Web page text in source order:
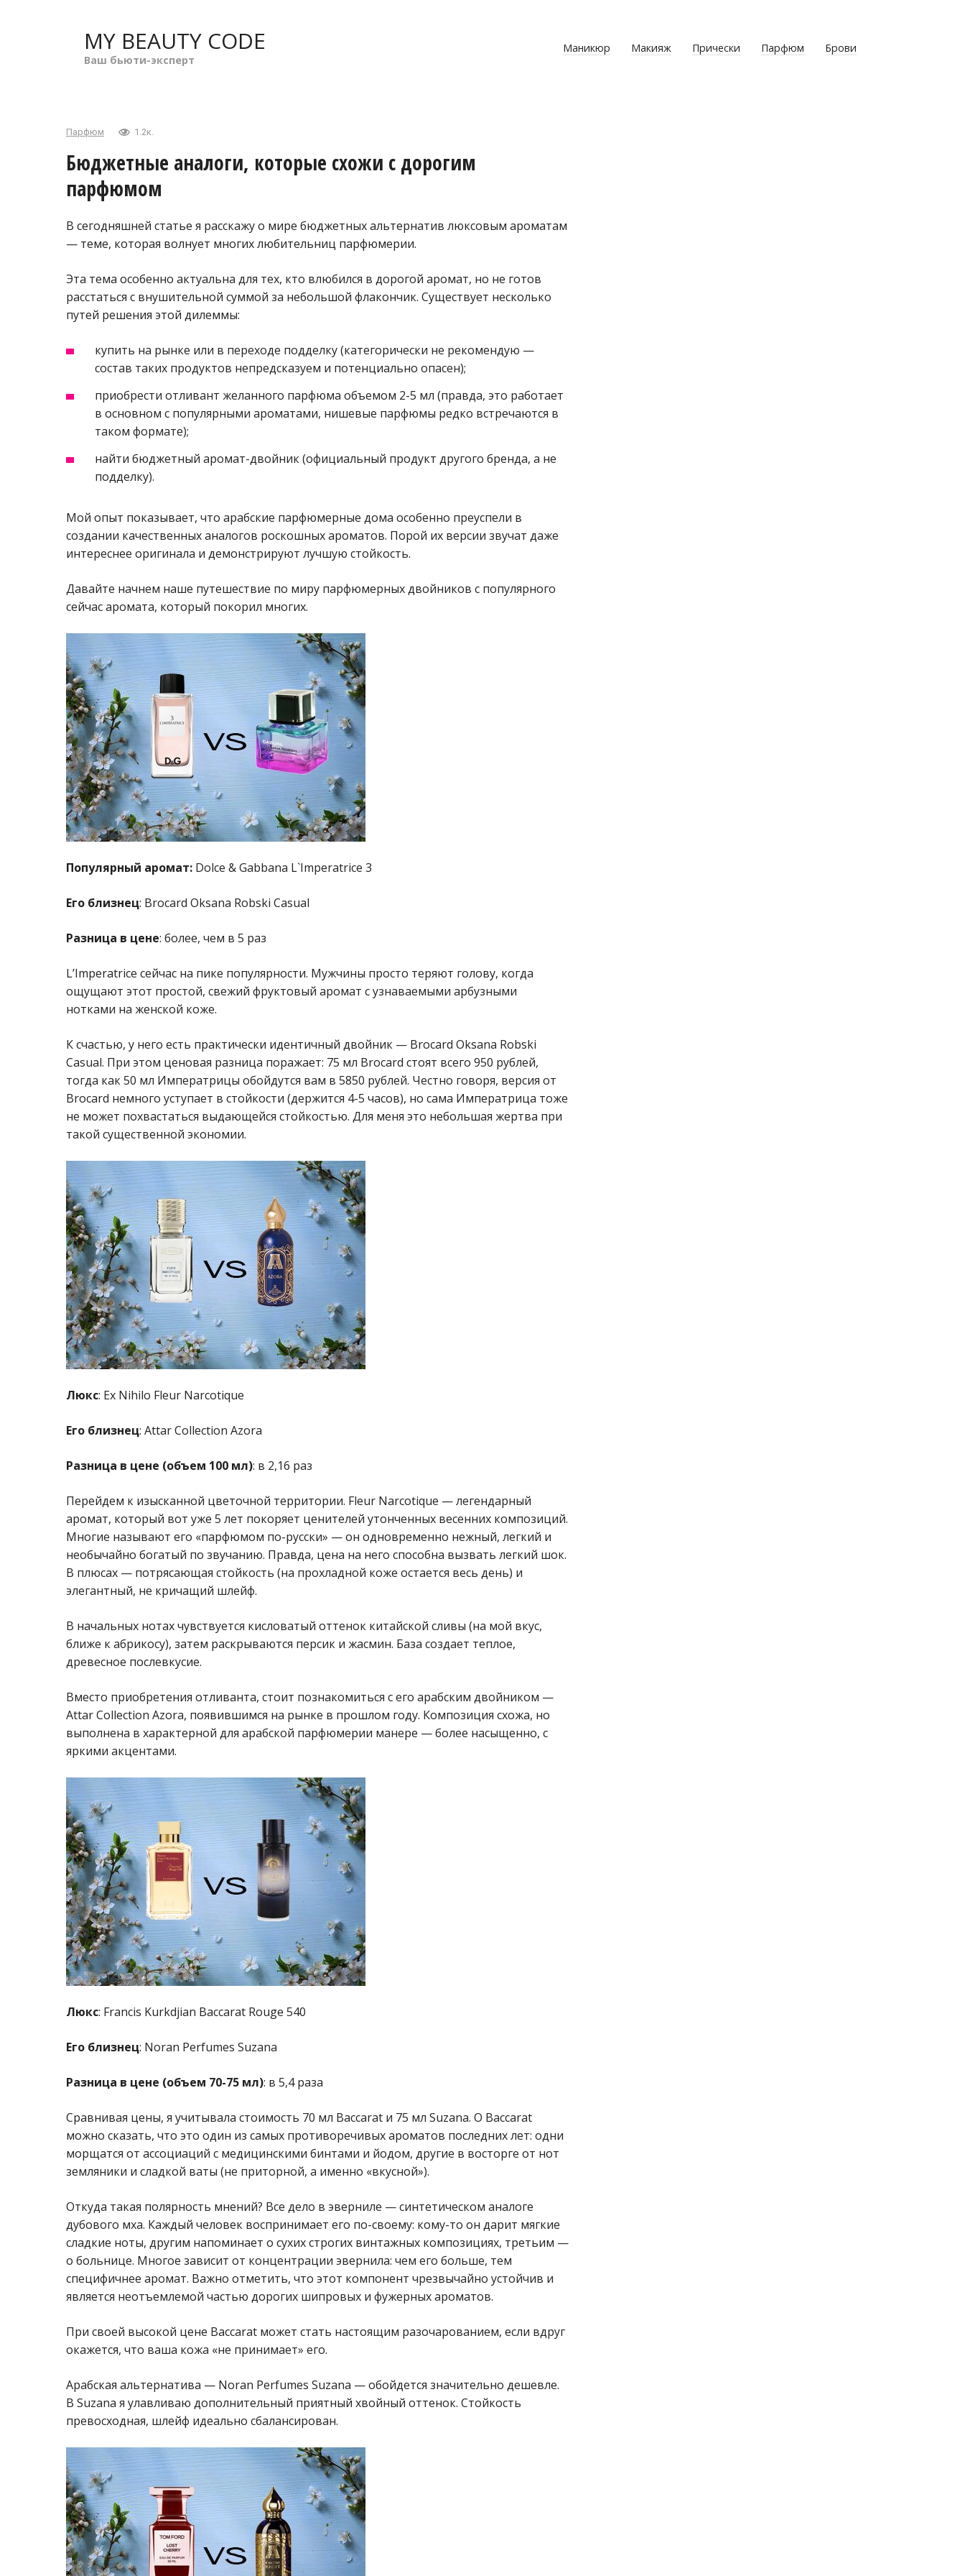
MY BEAUTY CODE
Ваш бьюти-эксперт
Маникюр Макияж Прически Парфюм Брови
Парфюм 1.2к.
Бюджетные аналоги, которые схожи с дорогим
парфюмом
В сегодняшней статье я расскажу о мире бюджетных альтернатив люксовым ароматам
— теме, которая волнует многих любительниц парфюмерии.
Эта тема особенно актуальна для тех, кто влюбился в дорогой аромат, но не готов
расстаться с внушительной суммой за небольшой флакончик. Существует несколько
путей решения этой дилеммы:
купить на рынке или в переходе подделку (категорически не рекомендую —
состав таких продуктов непредсказуем и потенциально опасен);
приобрести отливант желанного парфюма объемом 2-5 мл (правда, это работает
в основном с популярными ароматами, нишевые парфюмы редко встречаются в
таком формате);
найти бюджетный аромат-двойник (официальный продукт другого бренда, а не
подделку).
Мой опыт показывает, что арабские парфюмерные дома особенно преуспели в
создании качественных аналогов роскошных ароматов. Порой их версии звучат даже
интереснее оригинала и демонстрируют лучшую стойкость.
Давайте начнем наше путешествие по миру парфюмерных двойников с популярного
сейчас аромата, который покорил многих.
Популярный аромат: Dolce & Gabbana L`Imperatrice 3
Его близнец: Brocard Oksana Robski Casual
Разница в цене: более, чем в 5 раз
L’Imperatrice сейчас на пике популярности. Мужчины просто теряют голову, когда
ощущают этот простой, свежий фруктовый аромат с узнаваемыми арбузными
нотками на женской коже.
К счастью, у него есть практически идентичный двойник — Brocard Oksana Robski
Casual. При этом ценовая разница поражает: 75 мл Brocard стоят всего 950 рублей,
тогда как 50 мл Императрицы обойдутся вам в 5850 рублей. Честно говоря, версия от
Brocard немного уступает в стойкости (держится 4-5 часов), но сама Императрица тоже
не может похвастаться выдающейся стойкостью. Для меня это небольшая жертва при
такой существенной экономии.
Люкс: Ex Nihilo Fleur Narcotique
Его близнец: Attar Collection Azora
Разница в цене (объем 100 мл): в 2,16 раз
Перейдем к изысканной цветочной территории. Fleur Narcotique — легендарный
аромат, который вот уже 5 лет покоряет ценителей утонченных весенних композиций.
Многие называют его «парфюмом по-русски» — он одновременно нежный, легкий и
необычайно богатый по звучанию. Правда, цена на него способна вызвать легкий шок.
В плюсах — потрясающая стойкость (на прохладной коже остается весь день) и
элегантный, не кричащий шлейф.
В начальных нотах чувствуется кисловатый оттенок китайской сливы (на мой вкус,
ближе к абрикосу), затем раскрываются персик и жасмин. База создает теплое,
древесное послевкусие.
Вместо приобретения отливанта, стоит познакомиться с его арабским двойником —
Attar Collection Azora, появившимся на рынке в прошлом году. Композиция схожа, но
выполнена в характерной для арабской парфюмерии манере — более насыщенно, с
яркими акцентами.
Люкс: Francis Kurkdjian Baccarat Rouge 540
Его близнец: Noran Perfumes Suzana
Разница в цене (объем 70-75 мл): в 5,4 раза
Сравнивая цены, я учитывала стоимость 70 мл Baccarat и 75 мл Suzana. О Baccarat
можно сказать, что это один из самых противоречивых ароматов последних лет: одни
морщатся от ассоциаций с медицинскими бинтами и йодом, другие в восторге от нот
земляники и сладкой ваты (не приторной, а именно «вкусной»).
Откуда такая полярность мнений? Все дело в эверниле — синтетическом аналоге
дубового мха. Каждый человек воспринимает его по-своему: кому-то он дарит мягкие
сладкие ноты, другим напоминает о сухих строгих винтажных композициях, третьим —
о больнице. Многое зависит от концентрации эвернила: чем его больше, тем
специфичнее аромат. Важно отметить, что этот компонент чрезвычайно устойчив и
является неотъемлемой частью дорогих шипровых и фужерных ароматов.
При своей высокой цене Baccarat может стать настоящим разочарованием, если вдруг
окажется, что ваша кожа «не принимает» его.
Арабская альтернатива — Noran Perfumes Suzana — обойдется значительно дешевле.
В Suzana я улавливаю дополнительный приятный хвойный оттенок. Стойкость
превосходная, шлейф идеально сбалансирован.